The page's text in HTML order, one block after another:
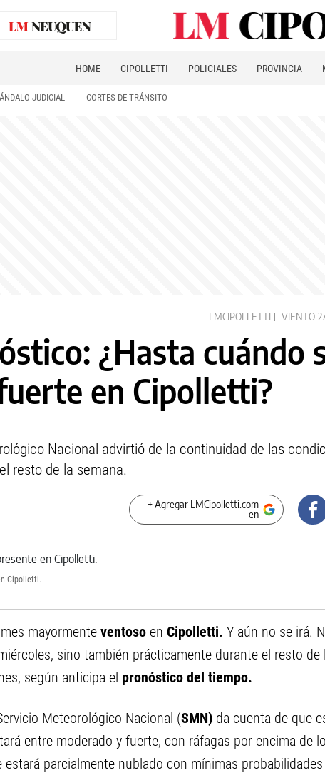
HOME CIPOLLETTI POLICIALES PROVINCIA
JUDICIAL CORTES DE TRÁNSITO
LMCIPOLLETTI VIENTO
¿Hasta cuándo
en Cipolletti?
Nacional advirtió de la continuidad de las
resto de la semana.
+ Agregar LMCipolletti.com
en
Cipolletti.
mayormente ventoso en Cipolletti. Y aún no se irá.
sino también prácticamente durante el resto de
según anticipa el pronóstico del tiempo.
Meteorológico Nacional (SMN) da cuenta de que
entre moderado y fuerte, con ráfagas por encima de
estará parcialmente nublado con mínimas